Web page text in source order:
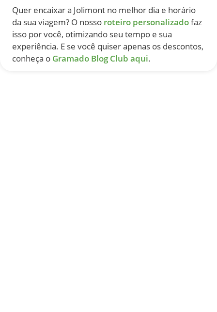
Quer encaixar a Jolimont no melhor dia e horário
da sua viagem? O nosso roteiro personalizadofaz
isso por você, otimizando seu tempo e sua
experiência. E se você quiser apenas os descontos,
conheça o Gramado Blog Club aqui.